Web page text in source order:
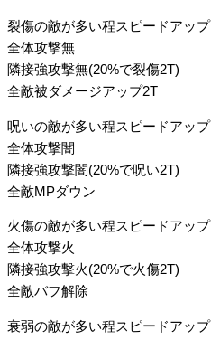
裂傷の敵が多い程スピードアップ
全体攻撃無
隣接強攻撃無(20%で裂傷2T)
全敵被ダメージアップ2T
呪いの敵が多い程スピードアップ
全体攻撃闇
隣接強攻撃闇(20%で呪い2T)
全敵MPダウン
火傷の敵が多い程スピードアップ
全体攻撃火
隣接強攻撃火(20%で火傷2T)
全敵バフ解除
衰弱の敵が多い程スピードアップ